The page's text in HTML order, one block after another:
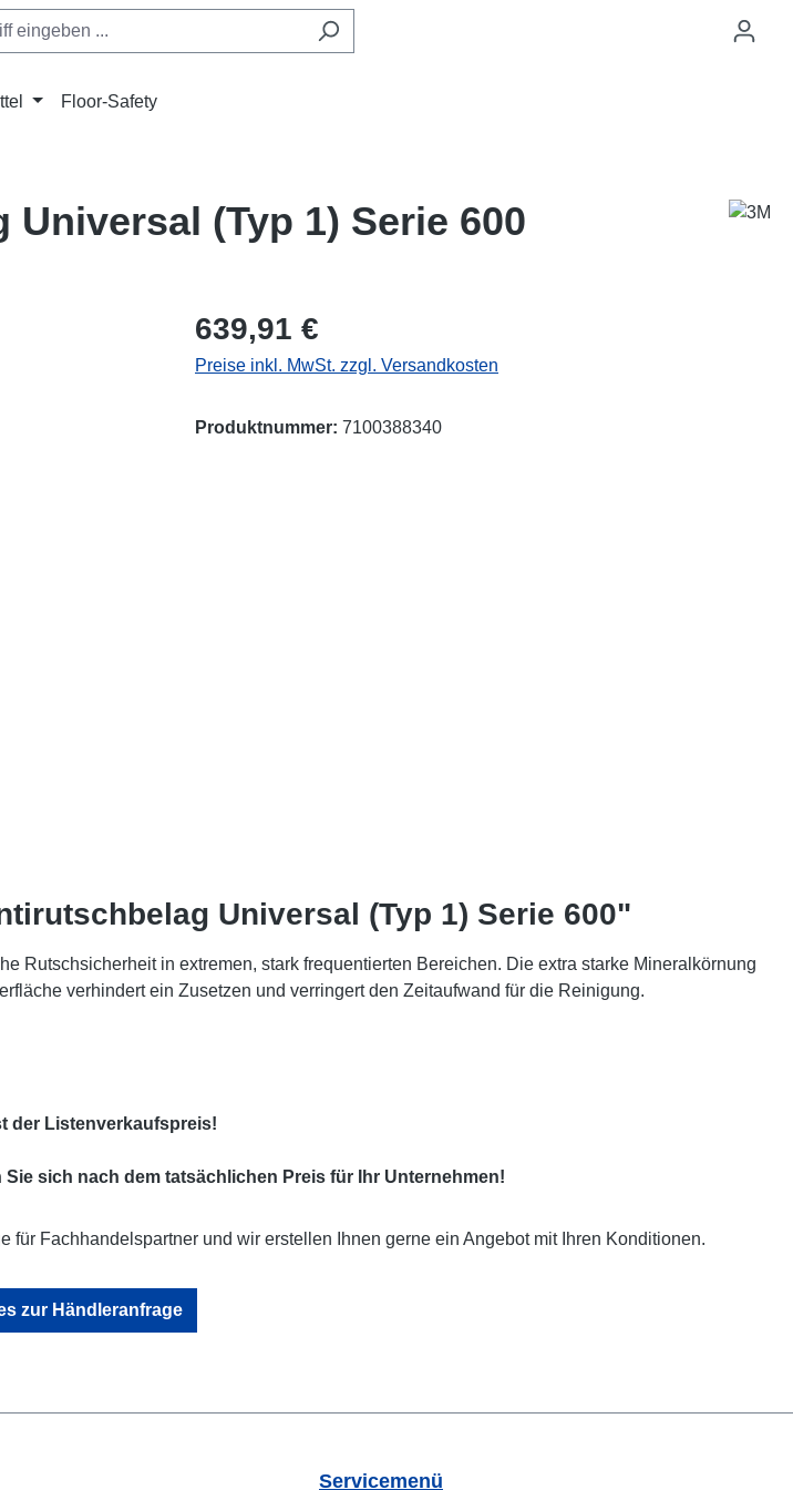
Floor-Safety
(Typ 1) Serie 600
Regulärer Preis:
639,91 €
Preise inkl. MwSt. zzgl. Versandkosten
Produktnummer: 7100388340
Universal (Typ 1) Serie 600"
in extremen, stark frequentierten Bereichen. Die extra starke Mineralkörnung
verhindert ein Zusetzen und verringert den Zeitaufwand für die Reinigung.
der Listenverkaufspreis!
sich nach dem tatsächlichen Preis für Ihr Unternehmen!
Fachhandelspartner und wir erstellen Ihnen gerne ein Angebot mit Ihren Konditionen.
zur Händleranfrage
Servicemenü